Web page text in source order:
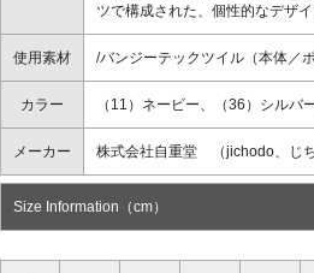
ツで構成された、個性的なデザ
使用素材 /バンジーテックツイル（本体／
カラー （11）ネービー、（36）シル
メーカー 株式会社自重堂 （jichodo、じ
Size Information（cm）